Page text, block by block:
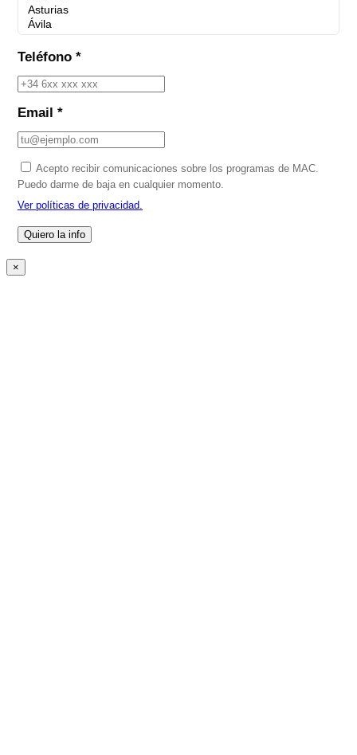
Teléfono *
Email *
Acepto recibir comunicaciones sobre los programas de MAC.
Puedo darme de baja en cualquier momento.
Ver políticas de privacidad.
×